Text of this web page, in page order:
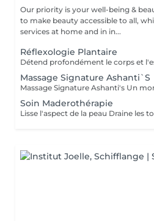
Our priority is your well-being & beauty! At Ashanti's
to make beauty accessible to all,
services at home and in in...
Réflexologie Plantaire
Massage Signature Ashanti`S
Soin Maderothérapie